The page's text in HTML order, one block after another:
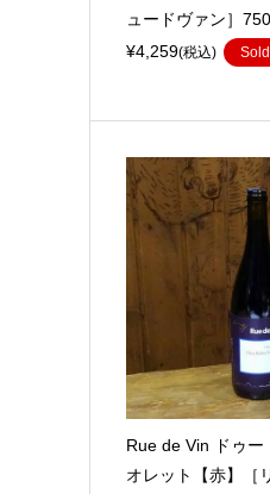
ュードヴァン］
¥4,259(税込)
Rue de Vin ドゥー
オレット【赤】［